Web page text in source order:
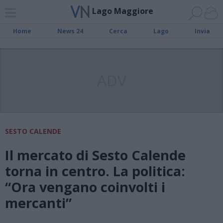
Lago Maggiore
Home News 24 Cerca Lago Invia
SESTO CALENDE
Il mercato di Sesto Calende
torna in centro. La politica:
“Ora vengano coinvolti i
mercanti”